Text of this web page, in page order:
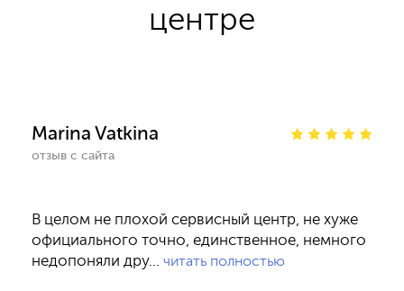
центре
Marina Vatkina
отзыв с сайта
В целом не плохой сервисный центр, не хуже
официального точно, единственное, немного
недопоняли дру… читать полностью